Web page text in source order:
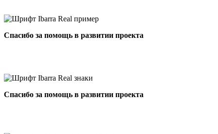
Спасибо за помощь в развитии проекта
Спасибо за помощь в развитии проекта